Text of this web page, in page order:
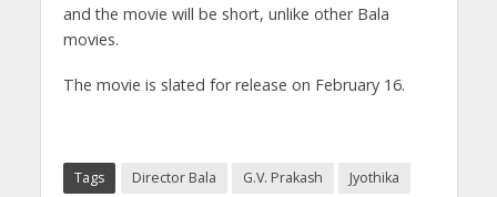
and the movie will be short, unlike other Bala
movies.
The movie is slated for release on February 16.
Tags Director Bala G.V. Prakash
Jyothika